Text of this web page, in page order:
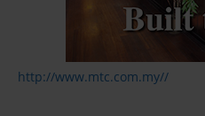
http://www.mtc.com.my//